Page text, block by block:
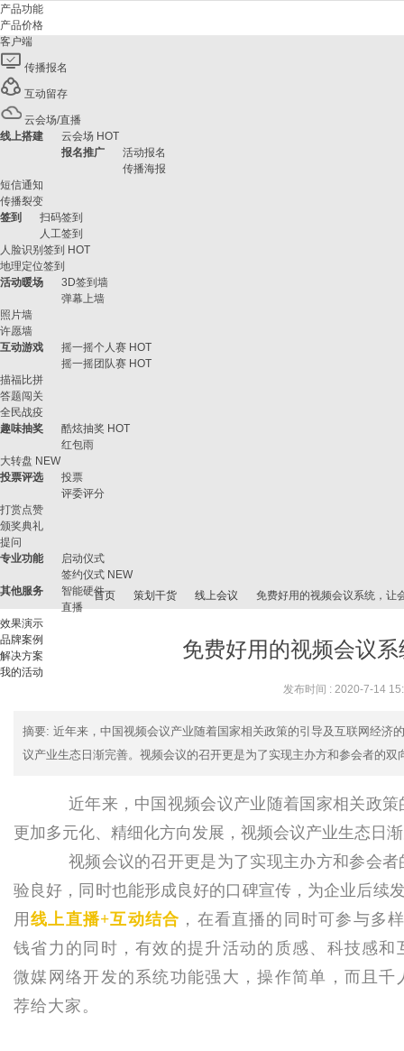
产品功能
产品价格
客户端
传播报名
互动留存
云会场/直播
线上搭建
云会场 HOT
报名推广
活动报名
传播海报
短信通知
传播裂变
签到
扫码签到
人工签到
人脸识别签到 HOT
地理定位签到
活动暖场
3D签到墙
弹幕上墙
照片墙
许愿墙
互动游戏
摇一摇个人赛 HOT
摇一摇团队赛 HOT
描福比拼
答题闯关
全民战疫
趣味抽奖
酷炫抽奖 HOT
红包雨
大转盘 NEW
投票评选
投票
评委评分
打赏点赞
颁奖典礼
提问
专业功能
启动仪式
签约仪式 NEW
其他服务
智能硬件
直播
效果演示
品牌案例
解决方案
我的活动
媒
首页 策划干货 线上会议 免费好用的视频会议系统，让
免费好用的视频会议
发布时间 : 2020-7-14
摘要: 近年来，中国视频会议产业随着国家相关政策的引导及互联网经济
议产业生态日渐完善。视频会议的召开更是为了实现主办方和参会者的双
近年来，中国视频会议产业随着国家相关政
更加多元化、精细化方向发展，视频会议产业生态日
视频会议的召开更是为了实现主办方和参会
验良好，同时也能形成良好的口碑宣传，为企业后续
用线上直播+互动结合 ，在看直播的同时可参与多
钱省力的同时，有效的提升活动的质感、科技感
微媒网络开发的系统功能强大，操作简单，而且
荐给大家。